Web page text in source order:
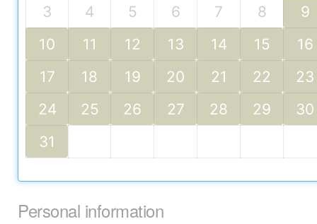
3
4 5 6 7 8
9
10
11 12 13 14 15
16
17
18 19 20 21 22
23
24
25 26 27 28 29
30
31
Personal information